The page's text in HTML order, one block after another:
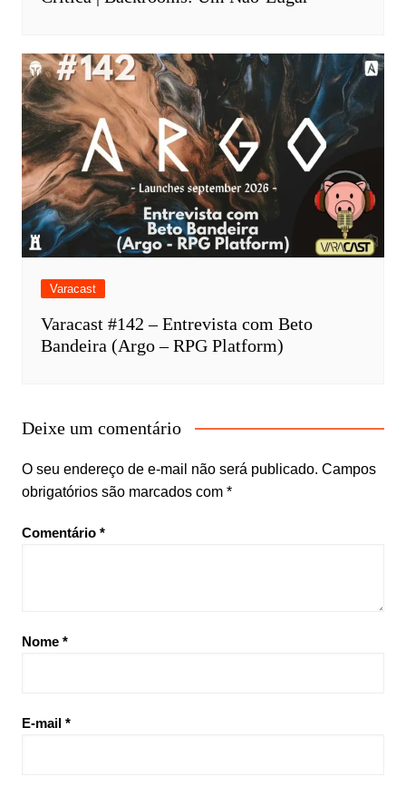
Varacast
Varacast #142 – Entrevista com Beto
Bandeira (Argo – RPG Platform)
Deixe um comentário
O seu endereço de e-mail não será publicado. Campos
obrigatórios são marcados com *
Comentário *
Nome *
E-mail *